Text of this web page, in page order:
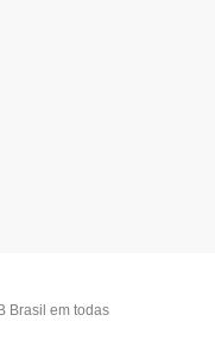
Brasil em todas